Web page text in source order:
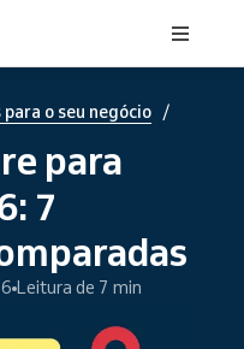
para o seu negócio /
para
7
Leitura de 7 min